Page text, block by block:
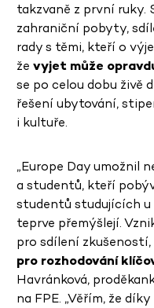
takzvaně z první ruky.
zahraniční pobyty,
rady s těmi, kteří o
že vyjet může
se po celou dobu živě
řešení ubytování,
i kultuře.
„Europe Day umožnil
a studentů, kteří
studentů studujících u
teprve přemýšlejí.
pro sdílení
pro rozhodování
Havránková,
na FPE. „Věřím, že